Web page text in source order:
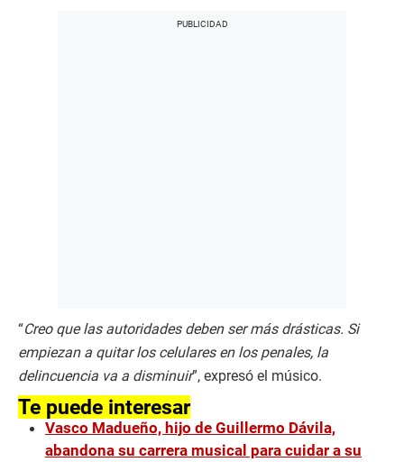
“Creo que las autoridades deben ser más drásticas. Si
empiezan a quitar los celulares en los penales, la
delincuencia va a disminuir”, expresó el músico.
Te puede interesar
Vasco Madueño, hijo de Guillermo Dávila,
abandona su carrera musical para cuidar a su